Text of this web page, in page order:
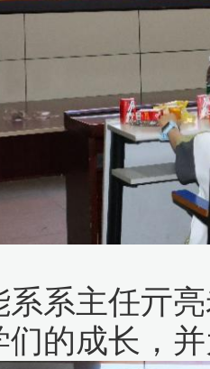
主任亓亮
们的成长，